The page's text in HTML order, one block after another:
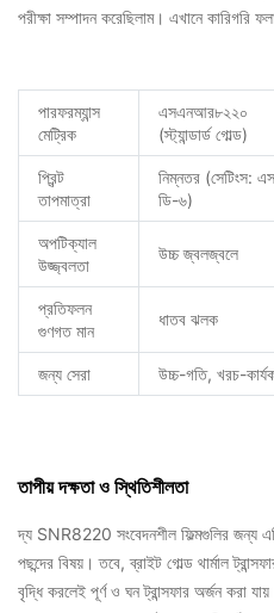
পরীক্ষা সম্পাদন করেছিলাম। এখানে কারিগরি
পারফরম্যান্স
মেট্রিক
এসএনআর৮২২০
(স্ট্যান্ডার্ড গোল্ড)
প্রিন্ট
তাপমাত্রা
নিম্নতর (সেটিংস:
ডি-৬)
অপটিক্যাল
উজ্জ্বলতা
উচ্চ জ্বলজ্বলে
প্রতিফলন
গুণগত মান
ধাতব ঝলক
জন্য সেরা উচ্চ-গতি, খরচ-
তাপীয় দক্ষতা ও স্থিতিশীলতা
দ্য SNR8220 সংবেদনশীল ফিল্মগুলির জন্য
পছন্দের বিষয়। তবে,ব্রাইট গোল্ড থার্মাল
বৃদ্ধি করলেই পূর্ণ ও ঘন ট্রান্সফার অর্জন করা